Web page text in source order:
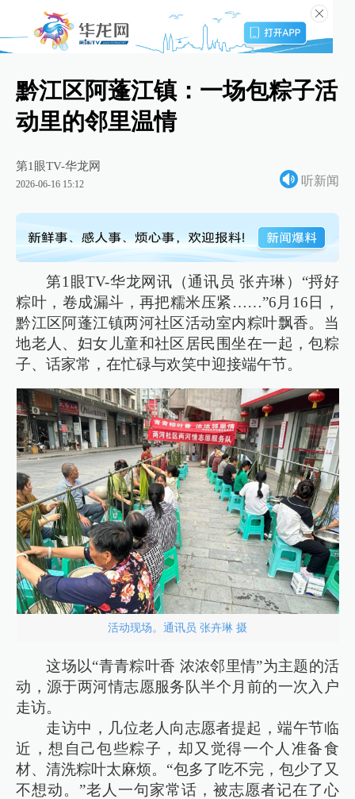
黔江区阿蓬江镇：一场包粽子活
动里的邻里温情
第1眼TV-华龙网
2026-06-16 15:12 听新闻
第1眼TV-华龙网讯（通讯员 张卉琳）“捋好
粽叶，卷成漏斗，再把糯米压紧……”6月16日，
黔江区阿蓬江镇两河社区活动室内粽叶飘香。当
地老人、妇女儿童和社区居民围坐在一起，包粽
子、话家常，在忙碌与欢笑中迎接端午节。
活动现场。通讯员 张卉琳 摄
这场以“青青粽叶香 浓浓邻里情”为主题的活
动，源于两河情志愿服务队半个月前的一次入户
走访。
走访中，几位老人向志愿者提起，端午节临
近，想自己包些粽子，却又觉得一个人准备食
材、清洗粽叶太麻烦。“包多了吃不完，包少了又
不想动。”老人一句家常话，被志愿者记在了心